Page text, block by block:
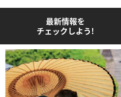
最新情報を
チェックしよう!